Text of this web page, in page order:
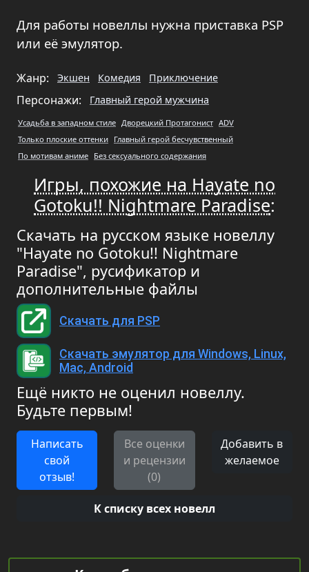
Для работы новеллы нужна приставка PSP
или её эмулятор.
Жанр: Экшен Комедия Приключение
Персонажи: Главный герой мужчина
Усадьба в западном стиле Дворецкий Протагонист ADV
Только плоские оттенки Главный герой бесчувственный
По мотивам аниме Без сексуального содержания
Игры, похожие на Hayate no
Gotoku!! Nightmare Paradise:
Скачать на русском языке новеллу
"Hayate no Gotoku!! Nightmare
Paradise", русификатор и
дополнительные файлы
Скачать для PSP
Скачать эмулятор для Windows, Linux,
Mac, Android
Ещё никто не оценил новеллу.
Будьте первым!
Написать
свой
отзыв!
Все оценки
и рецензии
(0)
Добавить в
желаемое
К списку всех новелл